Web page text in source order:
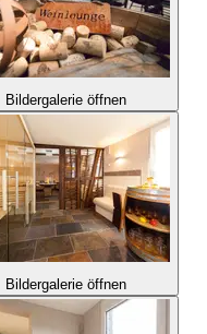
Bildergalerie öffnen
Bildergalerie öffnen